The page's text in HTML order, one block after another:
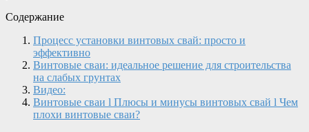
Содержание
Процесс установки винтовых свай: просто и
эффективно
Винтовые сваи: идеальное решение для строительства
на слабых грунтах
Видео:
Винтовые сваи l Плюсы и минусы винтовых свай l Чем
плохи винтовые сваи?